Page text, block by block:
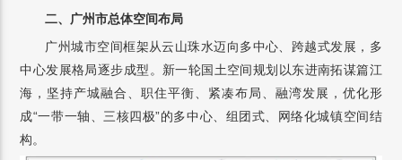
二、广州市总体空间布局
广州城市空间框架从云山珠水迈向多中心、跨越式发展，多
中心发展格局逐步成型。新一轮国土空间规划以东进南拓谋篇江
海，坚持产城融合、职住平衡、紧凑布局、融湾发展，优化形
成“一带一轴、三核四极”的多中心、组团式、网络化城镇空间结
构。